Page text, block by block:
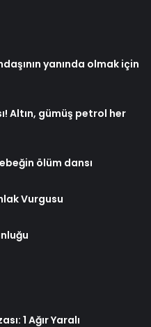
yanında olmak için
Altın, gümüş petrol her
ölüm dansı
Vurgusu
1 Ağır Yaralı